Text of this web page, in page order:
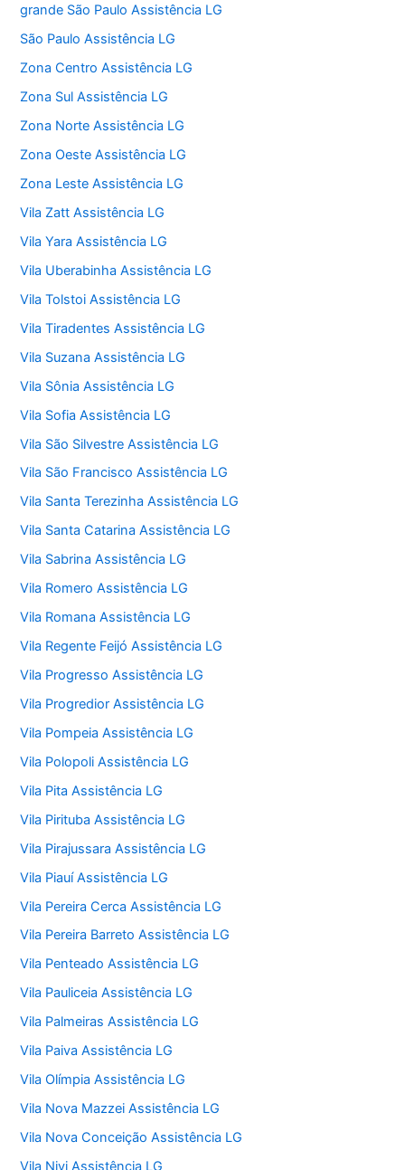
grande São Paulo Assistência LG
São Paulo Assistência LG
Zona Centro Assistência LG
Zona Sul Assistência LG
Zona Norte Assistência LG
Zona Oeste Assistência LG
Zona Leste Assistência LG
Vila Zatt Assistência LG
Vila Yara Assistência LG
Vila Uberabinha Assistência LG
Vila Tolstoi Assistência LG
Vila Tiradentes Assistência LG
Vila Suzana Assistência LG
Vila Sônia Assistência LG
Vila Sofia Assistência LG
Vila São Silvestre Assistência LG
Vila São Francisco Assistência LG
Vila Santa Terezinha Assistência LG
Vila Santa Catarina Assistência LG
Vila Sabrina Assistência LG
Vila Romero Assistência LG
Vila Romana Assistência LG
Vila Regente Feijó Assistência LG
Vila Progresso Assistência LG
Vila Progredior Assistência LG
Vila Pompeia Assistência LG
Vila Polopoli Assistência LG
Vila Pita Assistência LG
Vila Pirituba Assistência LG
Vila Pirajussara Assistência LG
Vila Piauí Assistência LG
Vila Pereira Cerca Assistência LG
Vila Pereira Barreto Assistência LG
Vila Penteado Assistência LG
Vila Pauliceia Assistência LG
Vila Palmeiras Assistência LG
Vila Paiva Assistência LG
Vila Olímpia Assistência LG
Vila Nova Mazzei Assistência LG
Vila Nova Conceição Assistência LG
Vila Nivi Assistência LG